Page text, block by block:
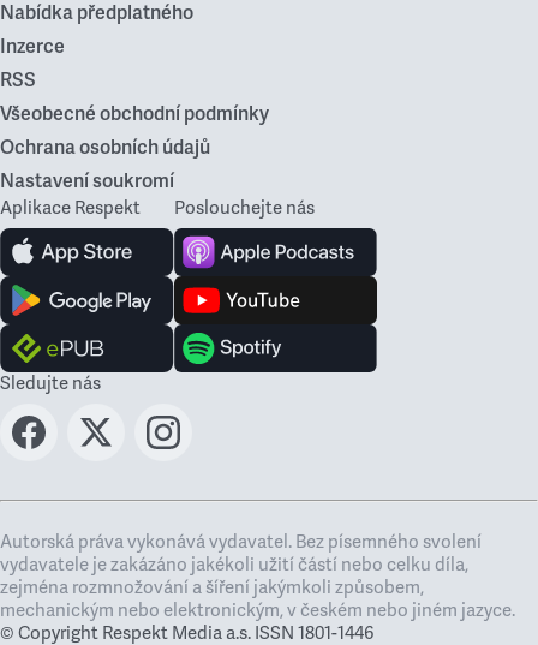
Nabídka předplatného
Inzerce
RSS
Všeobecné obchodní podmínky
Ochrana osobních údajů
Nastavení soukromí
Aplikace Respekt Poslouchejte nás
Sledujte nás
Autorská práva vykonává vydavatel. Bez písemného svolení
vydavatele je zakázáno jakékoli užití částí nebo celku díla,
zejména rozmnožování a šíření jakýmkoli způsobem,
mechanickým nebo elektronickým, v českém nebo jiném jazyce.
© Copyright Respekt Media a.s. ISSN 1801-1446